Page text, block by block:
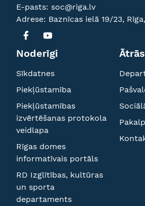
E-pasts: soc@riga.lv
Adrese: Baznīcas ielā 19/23,
Noderīgi
Sīkdatnes
Piekļūstamība
Piekļūstamības
izvērtēšanas protokola
veidlapa
Rīgas domes
informatīvais portāls
RD Izglītības, kultūras
un sporta
departaments